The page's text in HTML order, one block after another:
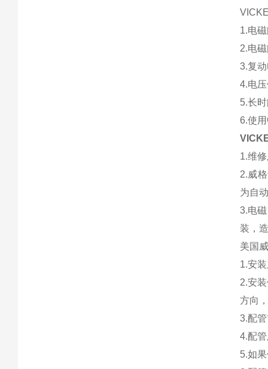
1.电
2.电
3.复
4.电
5.长
6.使
1.维
2.威
为自
3.电
装，
美国
1.安
2.安
方向
3.配
4.配
5.如